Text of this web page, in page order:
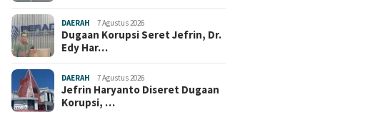
DAERAH 7 Agustus 2026
Dugaan Korupsi Seret Jefrin, Dr.
Edy Har…
DAERAH 7 Agustus 2026
Jefrin Haryanto Diseret Dugaan
Korupsi, …